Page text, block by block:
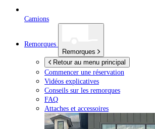
Camions
Remorques
Remorques
Retour au menu principal
Commencer une réservation
Vidéos explicatives
Conseils sur les remorques
FAQ
Attaches et accessoires